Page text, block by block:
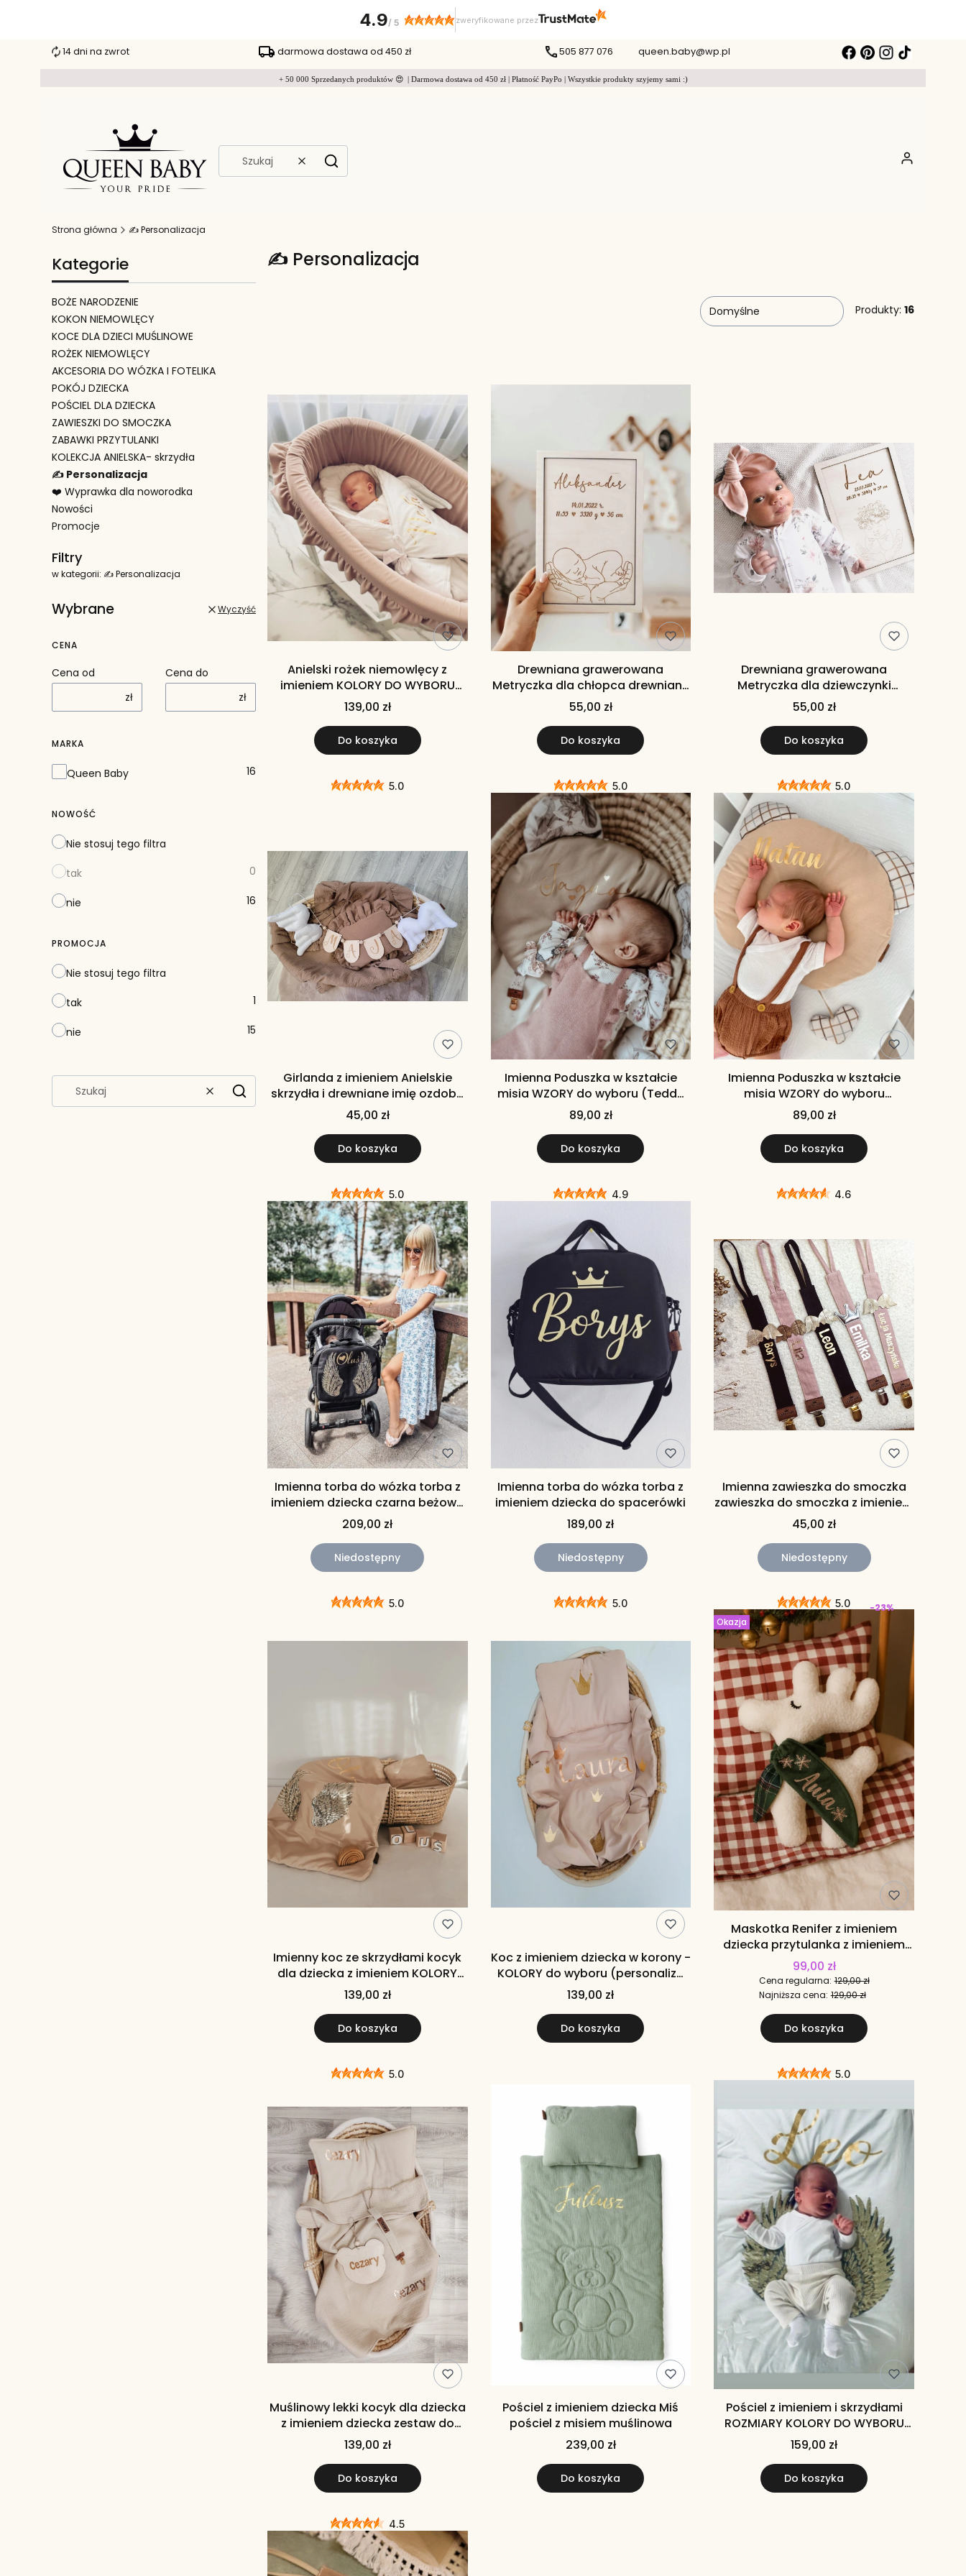
14 dni na zwrot darmowa dostawa od 450 zł 505 877 076 queen.baby@wp.pl
+ 50 000 Sprzedanych produktów 😍 | Darmowa dostawa od 450 zł | Płatność PayPo | Wszystkie produkty szyjemy sami :)
WyczyśćSzukaj
Produkty w
Strona główna ✍️ Personalizacja
Kategorie
BOŻE NARODZENIE
KOKON NIEMOWLĘCY
KOCE DLA DZIECI MUŚLINOWE
ROŻEK NIEMOWLĘCY
AKCESORIA DO WÓZKA I FOTELIKA
POKÓJ DZIECKA
POŚCIEL DLA DZIECKA
ZAWIESZKI DO SMOCZKA
ZABAWKI PRZYTULANKI
KOLEKCJA ANIELSKA- skrzydła
✍️ Personalizacja
❤️ Wyprawka dla noworodka
Nowości
Promocje
Filtry
w kategorii: ✍️ Personalizacja
Wybrane Wyczyść
CENA
Cena od
zł
Cena do
zł
MARKA
Marka
Queen Baby 16
NOWOŚĆ
Nie stosuj tego filtra
tak 0
nie 16
PROMOCJA
Nie stosuj tego filtra
tak 1
nie 15
WyczyśćSzukaj
✍️ Personalizacja
Domyślne Produkty: 16
Anielski rożek niemowlęcy z
imieniem KOLORY DO WYBORU
(bawełniany rożek dla
niemowlaka)
139,00 zł
Do koszyka
Drewniana grawerowana
Metryczka dla chłopca drewniany
obrazek
55,00 zł
Do koszyka
Drewniana grawerowana
Metryczka dla dziewczynki
drewniany obrazek
55,00 zł
Do koszyka
5.0
Girlanda z imieniem Anielskie
skrzydła i drewniane imię ozdoba
do pokoju dziecka
45,00 zł
Do koszyka
5.0
Imienna Poduszka w kształcie
misia WZORY do wyboru (Teddy
pillow) poduszka z imieniem DLA
DZIEWCZYNKI
89,00 zł
Do koszyka
5.0
Imienna Poduszka w kształcie
misia WZORY do wyboru
poduszka z imieniem dla
CHŁOPCA poduszka miś
89,00 zł
Do koszyka
5.0
Imienna torba do wózka torba z
imieniem dziecka czarna beżowa
ze skrzydłami
209,00 zł
Niedostępny
4.9
Imienna torba do wózka torba z
imieniem dziecka do spacerówki
189,00 zł
Niedostępny
4.6
Imienna zawieszka do smoczka
zawieszka do smoczka z imieniem
zaczep do smoczka
personalizowany
45,00 zł
Niedostępny
5.0
Imienny koc ze skrzydłami kocyk
dla dziecka z imieniem KOLORY
różowy beżowy biały czarny
139,00 zł
Do koszyka
5.0
Koc z imieniem dziecka w korony -
KOLORY do wyboru (personalizo
wany koc ) biały szary beżowy
niebieski czarny różowy
139,00 zł
Do koszyka
5.0
Okazja
Maskotka Renifer z imieniem
dziecka przytulanka z imieniem
dziecka
99,00 zł
Cena regularna: 129,00 zł
-23%
Najniższa cena: 129,00 zł
Do koszyka
5.0
Muślinowy lekki kocyk dla dziecka
z imieniem dziecka zestaw do
kosza mojżesza
139,00 zł
Do koszyka
Pościel z imieniem dziecka Miś
pościel z misiem muślinowa
239,00 zł
Do koszyka
5.0
Pościel z imieniem i skrzydłami
ROZMIARY KOLORY DO WYBORU
(Kolory i rozmiary do wyboru)
Pościel dla niemowlaka, dziecka,
przedszkolaka
159,00 zł
Do koszyka
4.5
4.9/ 5 zweryfikowane przez